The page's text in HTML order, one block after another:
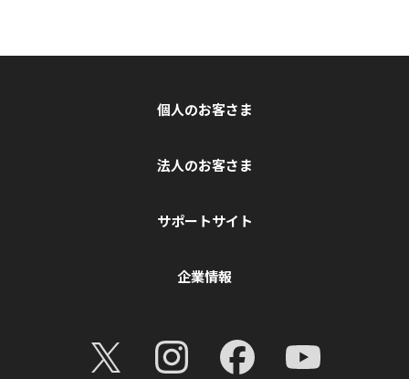
個人のお客さま
法人のお客さま
サポートサイト
企業情報